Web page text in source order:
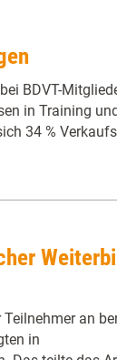
BDVT-
in Training
34 %
an
in